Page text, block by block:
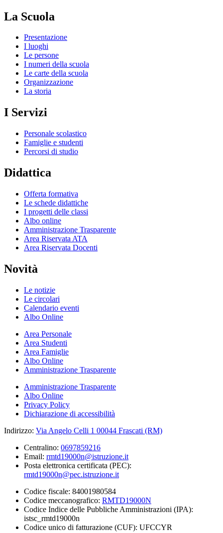
La Scuola
Presentazione
I luoghi
Le persone
I numeri della scuola
Le carte della scuola
Organizzazione
La storia
I Servizi
Personale scolastico
Famiglie e studenti
Percorsi di studio
Didattica
Offerta formativa
Le schede didattiche
I progetti delle classi
Albo online
Amministrazione Trasparente
Area Riservata ATA
Area Riservata Docenti
Novità
Le notizie
Le circolari
Calendario eventi
Albo Online
Area Personale
Area Studenti
Area Famiglie
Albo Online
Amministrazione Trasparente
Amministrazione Trasparente
Albo Online
Privacy Policy
Dichiarazione di accessibilità
Indirizzo: Via Angelo Celli 1 00044 Frascati (RM)
Centralino: 0697859216
Email: rmtd19000n@istruzione.it
Posta elettronica certificata (PEC):
rmtd19000n@pec.istruzione.it
Codice fiscale: 84001980584
Codice meccanografico: RMTD19000N
Codice Indice delle Pubbliche Amministrazioni (IPA):
istsc_rmtd19000n
Codice unico di fatturazione (CUF): UFCCYR